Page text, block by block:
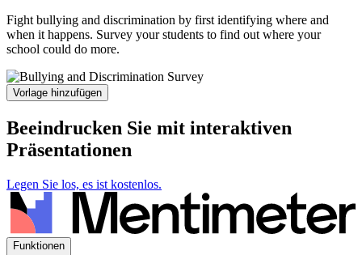
Fight bullying and discrimination by first identifying where and
when it happens. Survey your students to find out where your
school could do more.
Vorlage hinzufügen
Beeindrucken Sie mit interaktiven
Präsentationen
Legen Sie los, es ist kostenlos.
Funktionen